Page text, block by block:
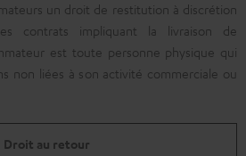
un droit de restitution à discrétion
contrats impliquant la livraison de
est toute personne physique qui
non liées à son activité commerciale ou
Droit au retour